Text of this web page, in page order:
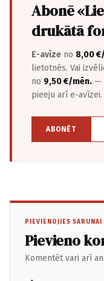
Abonē
drukātā
E-avīze no 8,00
lietotnēs. Vai
no 9,50 €/mēn. —
pieeju arī e-avīzei.
ABONĒT
PIEVIENOJIES SARUNAI
Pievieno
Komentēt vari arī